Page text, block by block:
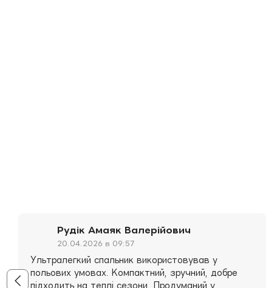
Рудік Амаяк Валерійович
20.04.2026 в 09:57
Ультралегкий спальник використовував у
польових умовах. Компактний, зручний, добре
підходить на теплі сезони. Продуманий у